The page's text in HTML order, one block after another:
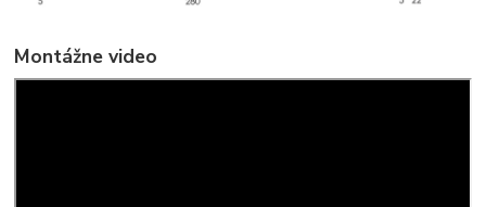
Montážne video